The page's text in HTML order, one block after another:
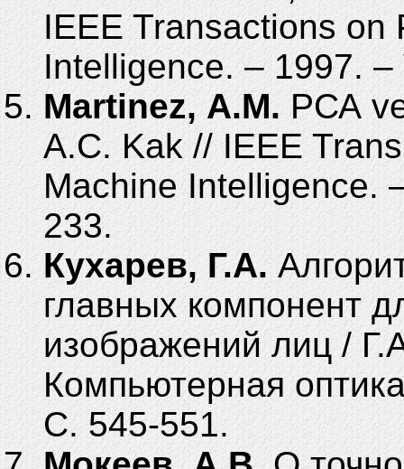
IEEE Transactions on
Intelligence. – 1997.
Martinez, А.М. РСА
А.С. Kak // IEEE
Machine Intelligence.
233.
Кухарев, Г.А.
главных компонент
изображений лиц /
Компьютерная
С. 545-551.